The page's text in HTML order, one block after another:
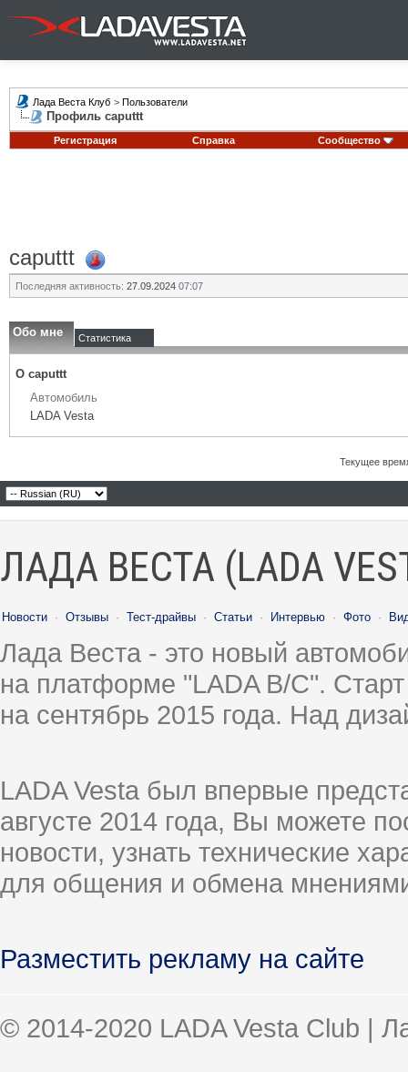
Лада Веста Клуб > Пользователи
Профиль caputtt
Регистрация Справка Сообщество
caputtt
Последняя активность: 27.09.2024 07:07
Обо мне Статистика
О caputtt
Автомобиль
LADA Vesta
Текущее
ЛАДА ВЕСТА (LADA
Новости · Отзывы · Тест-драйвы · Статьи · Интервью · Фото ·
Лада Веста - это новый
на платформе "LADA B/C".
на сентябрь 2015 года. Над
LADA Vesta был впервые
августе 2014 года, Вы можете
новости, узнать технические
для общения и обмена
Разместить рекламу на сайте
© 2014-2020 LADA Vesta Club |